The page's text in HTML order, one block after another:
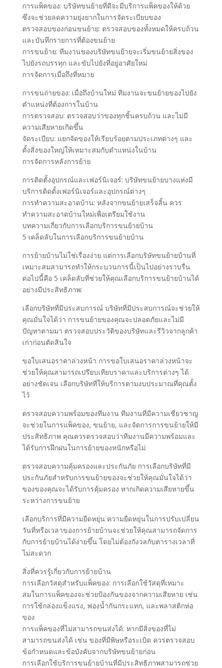
การแพ็คของ: บริษัทขนย้ายที่ดีจะมีบริการแพ็คของให้ด้วย
ซึ่งจะช่วยลดความยุ่งยากในการจัดระเบียบของ
ตรวจสอบของก่อนขนย้าย: ตรวจสอบของทั้งหมดให้ครบถ้วน
และบันทึกรายการที่ต้องขนย้าย
การขนย้าย: ทีมงานของบริษัทขนย้ายจะเริ่มขนย้ายสิ่งของ
ไปยังรถบรรทุก และขับไปยังที่อยู่อาศัยใหม่
การจัดการเมื่อถึงที่หมาย
การขนถ่ายของ: เมื่อถึงบ้านใหม่ ทีมงานจะขนย้ายของไปยัง
ตำแหน่งที่ต้องการในบ้าน
การตรวจสอบ: ตรวจสอบว่าของทุกชิ้นครบถ้วน และไม่มี
ความเสียหายเกิดขึ้น
จัดระเบียบ: แยกจัดของให้เรียบร้อยตามประเภทต่างๆ และ
ตั้งสิ่งของใหญ่ให้เหมาะสมกับตำแหน่งในบ้าน
การจัดการหลังการย้าย
การติดตั้งอุปกรณ์และเฟอร์นิเจอร์: บริษัทขนย้ายบางแห่งมี
บริการติดตั้งเฟอร์นิเจอร์และอุปกรณ์ต่างๆ
การทำความสะอาดบ้าน: หลังจากขนย้ายเสร็จสิ้น ควร
ทำความสะอาดบ้านใหม่เพื่อเตรียมใช้งาน
บทความเกี่ยวกับการเลือกบริการขนย้ายบ้าน
5 เคล็ดลับในการเลือกบริการขนย้ายบ้าน
การย้ายบ้านไม่ใช่เรื่องง่าย แต่การเลือกบริษัทขนย้ายบ้านที่
เหมาะสมสามารถทำให้กระบวนการนี้เป็นไปอย่างราบรื่น
ต่อไปนี้คือ 5 เคล็ดลับที่ช่วยให้คุณเลือกบริการขนย้ายบ้านได้
อย่างมีประสิทธิภาพ:
เลือกบริษัทที่มีประสบการณ์ บริษัทที่มีประสบการณ์จะช่วยให้
คุณมั่นใจได้ว่า การขนย้ายของคุณจะปลอดภัยและไม่มี
ปัญหาตามมา ตรวจสอบประวัติของบริษัทและรีวิวจากลูกค้า
เก่าก่อนตัดสินใจ
ขอใบเสนอราคาล่วงหน้า การขอใบเสนอราคาล่วงหน้าจะ
ช่วยให้คุณสามารถเปรียบเทียบราคาและบริการต่างๆ ได้
อย่างชัดเจน เลือกบริษัทที่ให้บริการตามงบประมาณที่คุณตั้ง
ไว้
ตรวจสอบความพร้อมของทีมงาน ทีมงานที่มีความเชี่ยวชาญ
จะช่วยในการแพ็คของ, ขนย้าย, และจัดการการขนย้ายให้มี
ประสิทธิภาพ คุณควรตรวจสอบว่าทีมงานมีความพร้อมและ
ได้รับการฝึกฝนในการย้ายของหนักหรือไม่
ตรวจสอบความคุ้มครองและประกันภัย การเลือกบริษัทที่มี
ประกันภัยสำหรับการขนย้ายของจะช่วยให้คุณมั่นใจได้ว่า
ของของคุณจะได้รับการคุ้มครอง หากเกิดความเสียหายขึ้น
ระหว่างการขนย้าย
เลือกบริการที่มีความยืดหยุ่น ความยืดหยุ่นในการปรับเปลี่ยน
วันที่หรือเวลาของการย้ายบ้านจะช่วยให้คุณสามารถจัดการ
กับการย้ายบ้านได้ง่ายขึ้น โดยไม่ต้องกังวลกับตารางเวลาที่
ไม่สะดวก
สิ่งที่ควรรู้เกี่ยวกับการย้ายบ้าน
การเลือกวัสดุสำหรับแพ็คของ: การเลือกใช้วัสดุที่เหมาะ
สมในการแพ็คของจะช่วยป้องกันของจากความเสียหาย เช่น
การใช้กล่องแข็งแรง, ฟองน้ำกันกระแทก, และพลาสติกห่อ
ของ
การแพ็คของที่ไม่สามารถขนส่งได้: หากมีสิ่งของที่ไม่
สามารถขนส่งได้ เช่น ของที่มีพิษหรือระเบิด ควรตรวจสอบ
ข้อกำหนดและข้อบังคับจากบริษัทขนย้ายก่อน
การเลือกใช้บริการขนย้ายบ้านที่มีประสิทธิภาพสามารถช่วย